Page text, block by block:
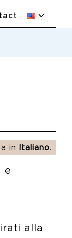
in Italiano.
e
alla